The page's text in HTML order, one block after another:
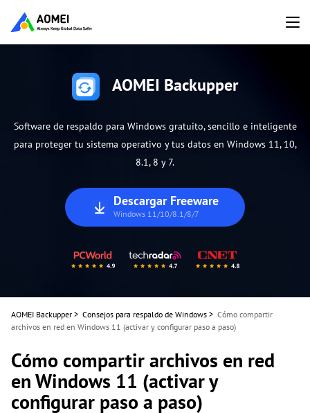
AOMEI Backupper
Software de respaldo para Windows gratuito, sencillo e inteligente
para proteger tu sistema operativo y tus datos en Windows 11, 10,
8.1, 8 y 7.
Descargar Freeware
Windows 11/10/8.1/8/7
AOMEI Backupper > Consejos para respaldo de Windows > Cómo compartir
archivos en red en Windows 11 (activar y configurar paso a paso)
Cómo compartir archivos en red
en Windows 11 (activar y
configurar paso a paso)